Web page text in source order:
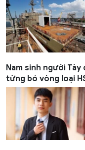
Nam sinh người
từng bỏ vòng loại